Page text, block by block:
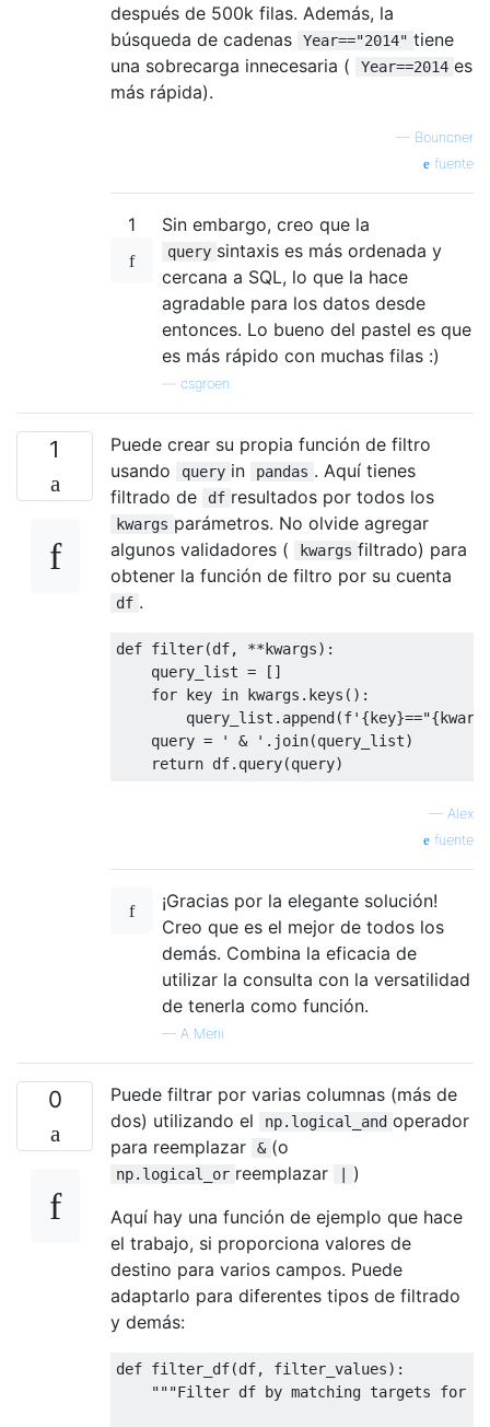
después de 500k filas. Además, la
búsqueda de cadenas
Year=="2014" tiene
una sobrecarga innecesaria (
Year==2014 es
más rápida).
— Bouncner
fuente
1 Sin embargo, creo que la
query sintaxis es más ordenada y
cercana a SQL, lo que la hace
agradable para los datos desde
entonces. Lo bueno del pastel es que
es más rápido con muchas filas :)
csgroen
1
Puede crear su propia función de filtro
usando
query in pandas . Aquí tienes
filtrado de
df resultados por todos los
kwargs parámetros. No olvide agregar
algunos validadores (
kwargs filtrado) para
obtener la función de filtro por su cuenta
df .
def filter(df, **kwargs):
    query_list
=
[]
for key in kwargs . keys ():
        query_list
. append(f
    query
= ' & ' . join(query_list)
return df. query(query)
— Alex
fuente
¡Gracias por la elegante solución!
Creo que es el mejor de todos los
demás. Combina la eficacia de
utilizar la consulta con la versatilidad
de tenerla como función.
— A Merii
0
Puede filtrar por varias columnas (más de
dos) utilizando el
np.logical_and operador
para reemplazar
& (o
np.logical_or reemplazar | )
Aquí hay una función de ejemplo que hace
el trabajo, si proporciona valores de
destino para varios campos. Puede
adaptarlo para diferentes tipos de filtrado
y demás:
def filter_df(df, filter_values):
"""Filter df by matching targets for